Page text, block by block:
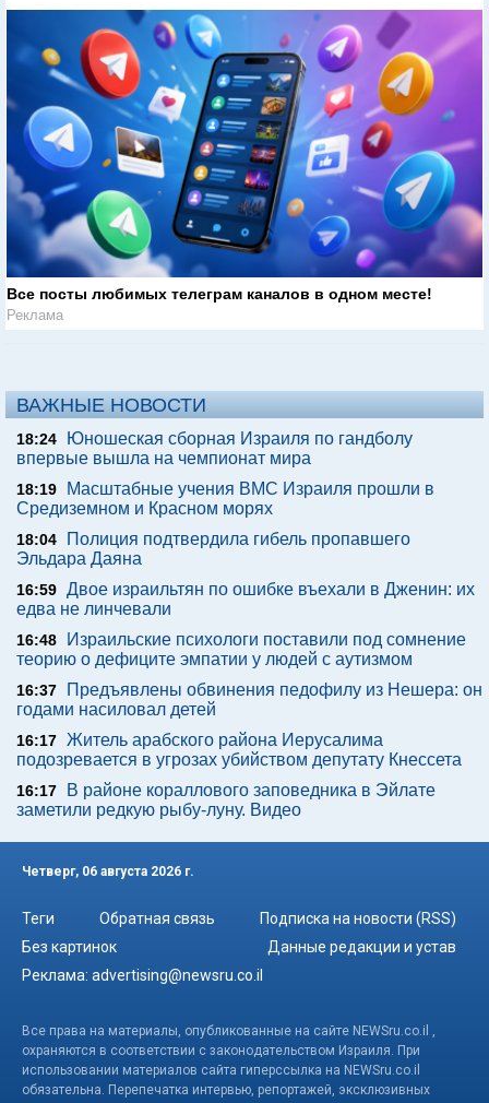
Все посты любимых телеграм каналов в одном месте!
Реклама
ВАЖНЫЕ НОВОСТИ
18:24
Юношеская сборная Израиля по гандболу
впервые вышла на чемпионат мира
18:19
Масштабные учения ВМС Израиля прошли в
Средиземном и Красном морях
18:04
Полиция подтвердила гибель пропавшего
Эльдара Даяна
16:59 Двое израильтян по ошибке въехали в Дженин: их
едва не линчевали
16:48
Израильские психологи поставили под сомнение
теорию о дефиците эмпатии у людей с аутизмом
16:37
Предъявлены обвинения педофилу из Нешера: он
годами насиловал детей
16:17 Житель арабского района Иерусалима
подозревается в угрозах убийством депутату Кнессета
16:17
В районе кораллового заповедника в Эйлате
заметили редкую рыбу-луну. Видео
Четверг, 06 августа 2026 г.
Теги Обратная связь
Подписка на новости (RSS)
Без картинок
Данные редакции и устав
Реклама: advertising@newsru.co.il
Все права на материалы, опубликованные на сайте NEWSru.co.il ,
охраняются в соответствии с законодательством Израиля. При
использовании материалов сайта гиперссылка на NEWSru.co.il
обязательна. Перепечатка интервью, репортажей, эксклюзивных